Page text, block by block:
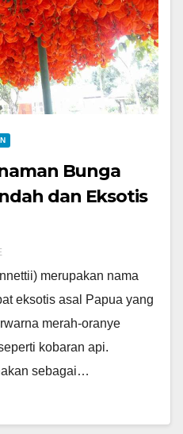
Bunga
dan Eksotis
merupakan nama
eksotis asal Papua yang
merah-oranye
kobaran api.
sebagai…